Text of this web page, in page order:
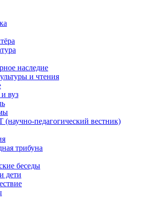
наследие
и чтения
вуз
педагогический вестник)
трибуна
беседы
дети